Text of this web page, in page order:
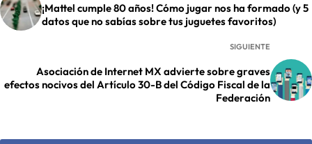
¡Mattel cumple 80 años! Cómo jugar nos ha formado (y 5
datos que no sabías sobre tus juguetes favoritos)
SIGUIENTE
Asociación de Internet MX advierte sobre graves
efectos nocivos del Artículo 30-B del Código Fiscal de la
Federación